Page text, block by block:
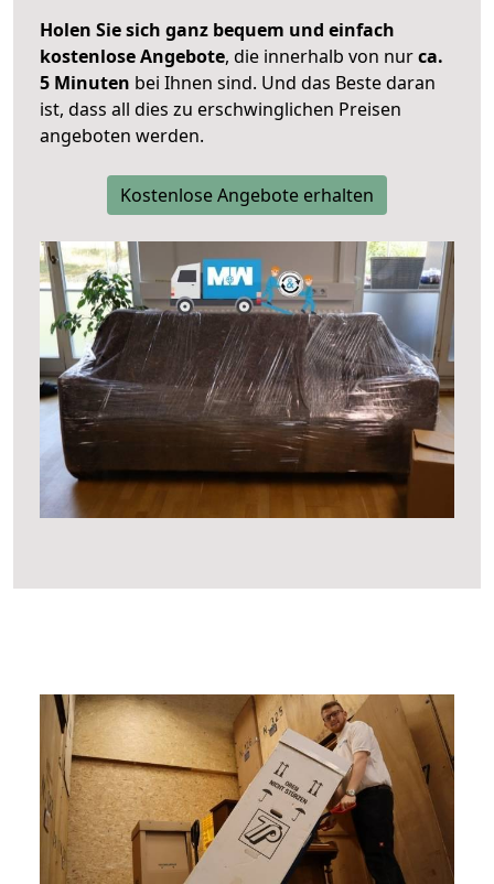
Holen Sie sich ganz bequem und einfach
kostenlose Angebote, die innerhalb von nurca.
5 Minuten bei Ihnen sind. Und das Beste daran
ist, dass all dies zu erschwinglichen Preisen
angeboten werden.
Kostenlose Angebote erhalten